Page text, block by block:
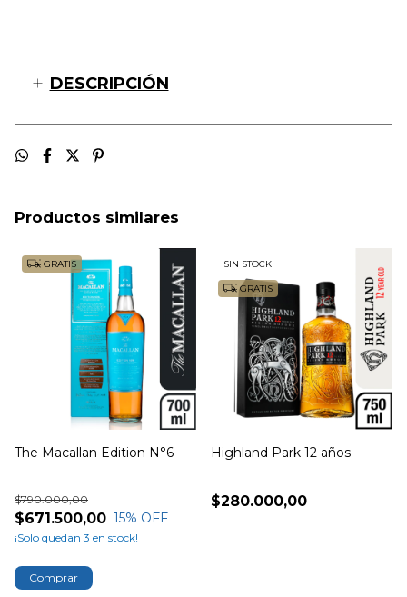
DESCRIPCIÓN
Productos similares
GRATIS
The Macallan Edition N°6
$671.500,00
$790.000,00
15% OFF
¡Solo quedan 3 en stock!
SIN STOCK
GRATIS
Highland Park 12 años
$280.000,00